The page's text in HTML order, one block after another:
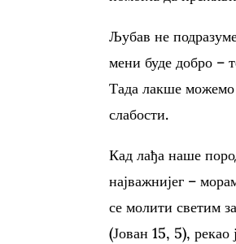
Љубав не
мени буде добро –
Тада лакше можемо
слабости.
Кад лађа наше
најважнијег –
се молити светим
(Јован 15, 5),